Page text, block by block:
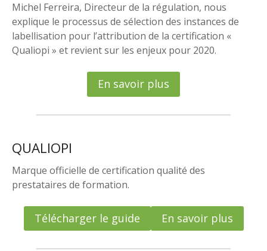
Michel Ferreira, Directeur de la régulation, nous
explique le processus de sélection des instances de
labellisation pour l’attribution de la certification «
Qualiopi » et revient sur les enjeux pour 2020.
En savoir plus
QUALIOPI
Marque officielle de certification qualité des
prestataires de formation.
Télécharger le guide En savoir plus